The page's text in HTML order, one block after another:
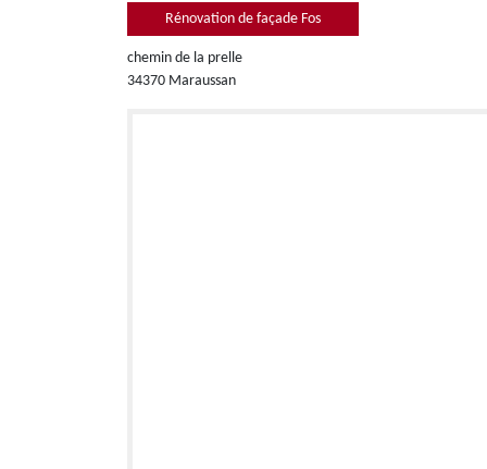
Rénovation de façade Fos
chemin de la prelle
34370 Maraussan